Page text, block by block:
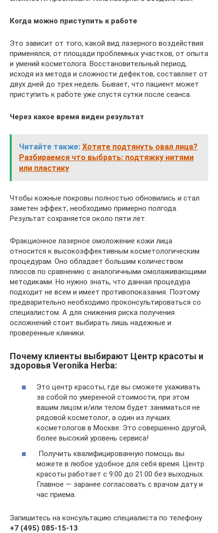
Когда можно приступить к работе
Это зависит от того, какой вид лазерного воздействия
применялся, от площади проблемных участков, от опыта
и умений косметолога. Восстановительный период,
исходя из метода и сложности дефектов, составляет от
двух дней до трех недель. Бывает, что пациент может
приступить к работе уже спустя сутки после сеанса.
Через какое время виден результат
Читайте также: Хотите подтянуть овал лица?
Разбираемся что выбрать: подтяжку нитями
или пластику
Чтобы кожные покровы полностью обновились и стал
заметен эффект, необходимо примерно полгода.
Результат сохраняется около пяти лет.
Фракционное лазерное омоложение кожи лица
относится к высокоэффективным косметологическим
процедурам. Оно обладает большим количеством
плюсов по сравнению с аналогичными омолаживающими
методиками. Но нужно знать, что данная процедура
подходит не всем и имеет противопоказания. Поэтому
предварительно необходимо проконсультироваться со
специалистом. А для снижения риска получения
осложнений стоит выбирать лишь надежные и
проверенные клиники.
Почему клиенты выбирают Центр красоты и
здоровья Veronika Herba:
Это центр красоты, где вы сможете ухаживать
за собой по умеренной стоимости, при этом
вашим лицом и/или телом будет заниматься не
рядовой косметолог, а один из лучших
косметологов в Москве. Это совершенно другой,
более высокий уровень сервиса!
Получить квалифицированную помощь вы
можете в любое удобное для себя время. Центр
красоты работает с 9:00 до 21:00 без выходных.
Главное — заранее согласовать с врачом дату и
час приема.
Запишитесь на консультацию специалиста по телефону
+7 (495) 085-15-13